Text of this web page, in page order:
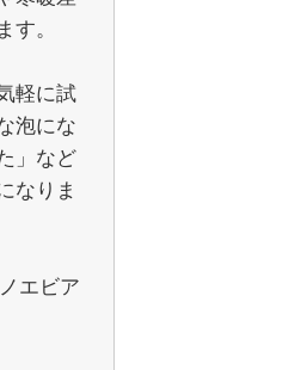
す。
軽に試
泡にな
」など
なりま
エビア